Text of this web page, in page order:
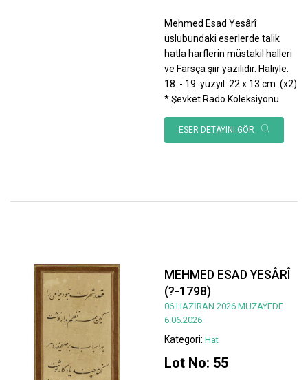
Mehmed Esad Yesârî
üslubundaki eserlerde talik
hatla harflerin müstakil halleri
ve Farsça şiir yazılıdır. Haliyle.
18. - 19. yüzyıl. 22 x 13 cm. (x2)
* Şevket Rado Koleksiyonu.
ESER DETAYINI GÖR
MEHMED ESAD YESÂRÎ
(?-1798)
06 HAZİRAN 2026 MÜZAYEDE
6.06.2026
Kategori: Hat
Lot No: 55